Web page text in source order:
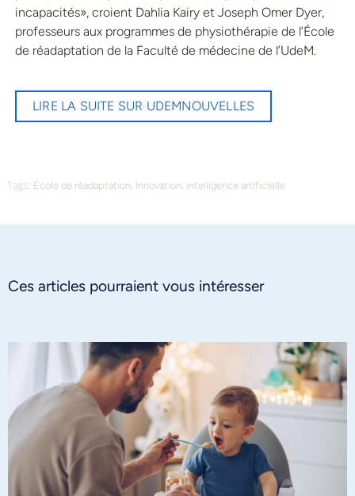
incapacités», croient Dahlia Kairy et Joseph Omer Dyer,
professeurs aux programmes de physiothérapie de l’École
de réadaptation de la Faculté de médecine de l’UdeM.
LIRE LA SUITE SUR UDEMNOUVELLES
Tags: École de réadaptation, Innovation, intelligence artificielle
Ces articles pourraient vous intéresser